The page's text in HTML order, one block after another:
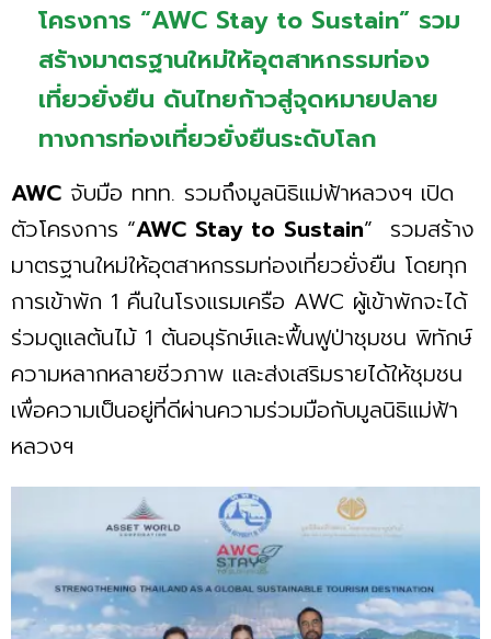
โครงการ “AWC Stay to Sustain” รวม
สร้างมาตรฐานใหม่ให้อุตสาหกรรมท่อง
เที่ยวยั่งยืน ดันไทยก้าวสู่จุดหมายปลาย
ทางการท่องเที่ยวยั่งยืนระดับโลก
AWC จับมือ ททท. รวมถึงมูลนิธิแม่ฟ้าหลวงฯ เปิด
ตัวโครงการ “AWC Stay to Sustain” รวมสร้าง
มาตรฐานใหม่ให้อุตสาหกรรมท่องเที่ยวยั่งยืน โดยทุก
การเข้าพัก 1 คืนในโรงแรมเครือ AWC ผู้เข้าพักจะได้
ร่วมดูแลต้นไม้ 1 ต้นอนุรักษ์และฟื้นฟูป่าชุมชน พิทักษ์
ความหลากหลายชีวภาพ และส่งเสริมรายได้ให้ชุมชน
เพื่อความเป็นอยู่ที่ดีผ่านความร่วมมือกับมูลนิธิแม่ฟ้า
หลวงฯ